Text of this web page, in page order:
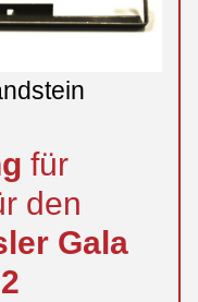
für
den
Gala